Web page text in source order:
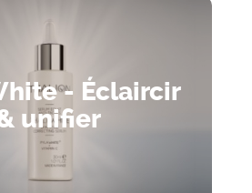
- Éclaircir
unifier